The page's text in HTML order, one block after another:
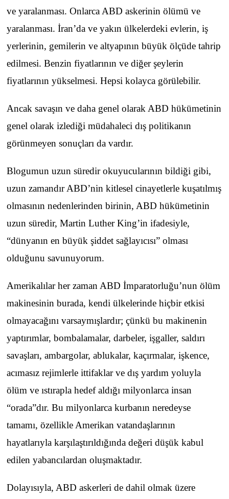
ve yaralanması. Onlarca ABD askerinin ölümü ve
yaralanması. İran’da ve yakın ülkelerdeki evlerin, iş
yerlerinin, gemilerin ve altyapının büyük ölçüde tahrip
edilmesi. Benzin fiyatlarının ve diğer şeylerin
fiyatlarının yükselmesi. Hepsi kolayca görülebilir.
Ancak savaşın ve daha genel olarak ABD hükümetinin
genel olarak izlediği müdahaleci dış politikanın
görünmeyen sonuçları da vardır.
Blogumun uzun süredir okuyucularının bildiği gibi,
uzun zamandır ABD’nin kitlesel cinayetlerle kuşatılmış
olmasının nedenlerinden birinin, ABD hükümetinin
uzun süredir, Martin Luther King’in ifadesiyle,
“dünyanın en büyük şiddet sağlayıcısı” olması
olduğunu savunuyorum.
Amerikalılar her zaman ABD İmparatorluğu’nun ölüm
makinesinin burada, kendi ülkelerinde hiçbir etkisi
olmayacağını varsaymışlardır; çünkü bu makinenin
yaptırımlar, bombalamalar, darbeler, işgaller, saldırı
savaşları, ambargolar, ablukalar, kaçırmalar, işkence,
acımasız rejimlerle ittifaklar ve dış yardım yoluyla
ölüm ve ıstırapla hedef aldığı milyonlarca insan
“orada”dır. Bu milyonlarca kurbanın neredeyse
tamamı, özellikle Amerikan vatandaşlarının
hayatlarıyla karşılaştırıldığında değeri düşük kabul
edilen yabancılardan oluşmaktadır.
Dolayısıyla, ABD askerleri de dahil olmak üzere